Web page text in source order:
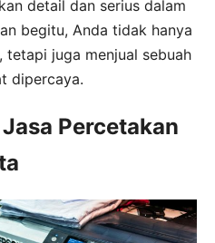
detail dan serius dalam
begitu, Anda tidak hanya
tetapi juga menjual sebuah
dipercaya.
Percetakan